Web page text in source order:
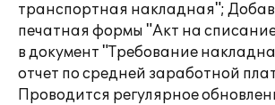
транспортная накладная";
печатная формы "Акт на
в документ "Требование
отчет по средней заработной
Проводится регулярное